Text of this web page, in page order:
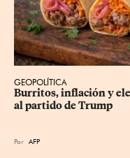
GEOPOLÍTICA
Burritos, inflación y
al partido de Trump
Por AFP